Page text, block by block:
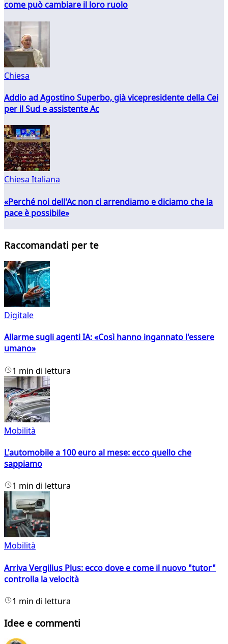
come può cambiare il loro ruolo
Chiesa
Addio ad Agostino Superbo, già vicepresidente della Cei
per il Sud e assistente Ac
Chiesa Italiana
«Perché noi dell'Ac non ci arrendiamo e diciamo che la
pace è possibile»
Raccomandati per te
Digitale
Allarme sugli agenti IA: «Così hanno ingannato l'essere
umano»
1 min di lettura
Mobilità
L'automobile a 100 euro al mese: ecco quello che
sappiamo
1 min di lettura
Mobilità
Arriva Vergilius Plus: ecco dove e come il nuovo "tutor"
controlla la velocità
1 min di lettura
Idee e commenti